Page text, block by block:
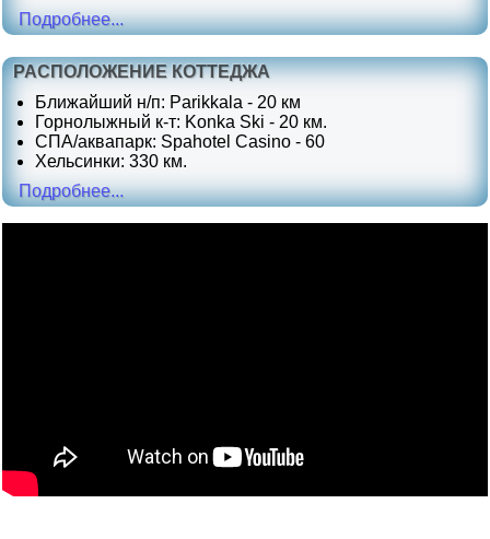
Подробнее...
РАСПОЛОЖЕНИЕ КОТТЕДЖА
Ближайший н/п: Parikkala - 20 км
Горнолыжный к-т: Konka Ski - 20 км.
СПА/аквапарк: Spahotel Casino - 60
Хельсинки: 330 км.
Подробнее...